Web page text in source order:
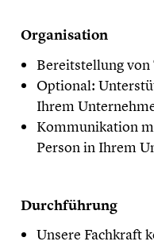
​Organisation
Bereitstellung
Optional:
Ihrem
Kommunikation
Person in Ihrem
​Durchführung
Unsere Fachkraft